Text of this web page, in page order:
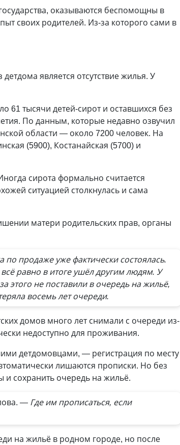
оказываются беспомощны в
своих родителей. Из-за которого сами в
является отсутствие жилья. У
61 тысячи детей-сирот и оставшихся без
По данным, которые недавно озвучил
области — около 7200 человек. На
(5900), Костанайская (5700) и
сирота формально считается
ситуацией столк­нулась и сама
матери родительских прав, органы
по продаже уже фактически состоялась.
равно в итоге ушёл другим людям. У
этого не поставили в очередь на жильё,
восемь лет очереди.
домов много лет снимали с очереди из-
недоступно для проживания.
детдомовцами, — регистрация по месту
лишаются прописки. Но без
сохранить очередь на жильё.
— Где им прописаться, если
на жильё в родном городе, но после